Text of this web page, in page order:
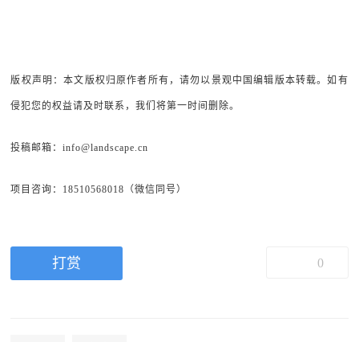
版权声明：本文版权归原作者所有，请勿以景观中国编辑版本转载。如有
侵犯您的权益请及时联系，我们将第一时间删除。
投稿邮箱：info@landscape.cn
项目咨询：18510568018（微信同号）
打赏 0